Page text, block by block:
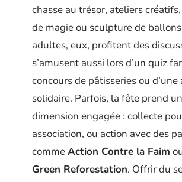
chasse au trésor, ateliers
de magie ou sculpture de
adultes, eux, profitent des
s’amusent aussi lors d’un quiz
concours de pâtisseries ou
solidaire. Parfois, la fête prend
dimension engagée : collecte
association, ou action avec des
commeAction Contre la Faim
Green Reforestation. Offrir du